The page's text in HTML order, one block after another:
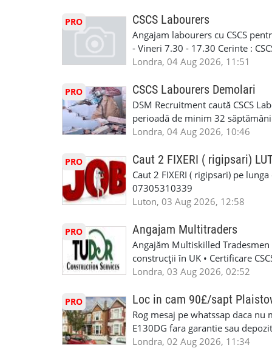
oferta pe care sa o folositi la
WhatsApp: +44 7467 838 881
numele, experienta si data la
https://forms.gle/
T&D GLAZING AND
Tariful se discuta direct, in
discutie este simpla: cine esti,
Prioritate au oamenii din
carora li se termina proiectul
oferta pe care sa o folositi la
WhatsApp: +44 7467 838 881
numele, experienta si data la
link-ul de jos. Sanatate si mult
INSTALLATION LIMITED
PRO CSCS Labourers
Angajam labourers cu CSCS
- Vineri 7.30 - 17.30 Cerinte :
Londra, 04 Aug 2026, 11:51
PRO CSCS Labourers Demolari
DSM Recruitment caută CSCS
perioadă de minim 32
oferă ore suplimentare și
informații, contactați-ne la: 📞
Londra, 04 Aug 2026, 10:46
PRO Caut 2 FIXERI ( rigipsari)
Caut 2 FIXERI ( rigipsari) pe
07305310339
Luton, 03 Aug 2026, 12:58
PRO Angajam Multitraders
Angajăm Multiskilled
construcții în UK • Certificare
specializate (căutăm
interioare • Permis de
(reprezintă un avantaj
performanță • £200 – £250 pe
posibilități reale de avansare •
Londra, 03 Aug 2026, 02:52
PRO Loc in cam 90£/sapt
Rog mesaj pe whatssap daca nu
E130DG fara garantie sau
fiecare pat beneficiaza de dulap
Londra, 02 Aug 2026, 11:34